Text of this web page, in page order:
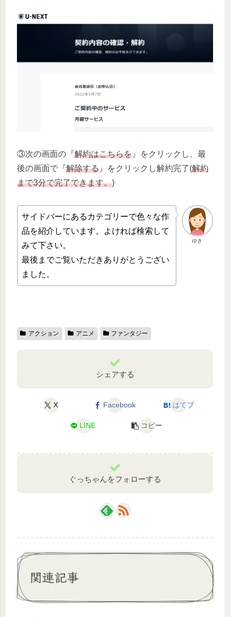
③次の画面の『解約はこちらを 』をクリックし、最
後の画面で『解除する 』をクリックし解約完了(解約
まで3分で完了できます。)
ゆき
サイドバーにあるカテゴリーで色々な作
品を紹介しています。よければ検索して
みて下さい。
最後までご覧いただきありがとうござい
ました。
アクション アニメ ファンタジー
シェアする
X Facebook はてブ
LINE コピー
ぐっちゃんをフォローする
関連記事